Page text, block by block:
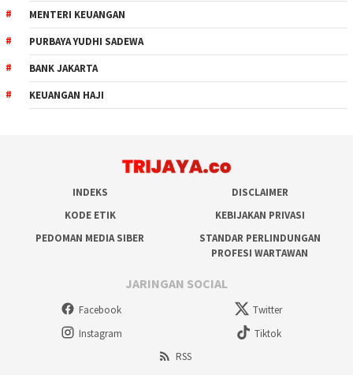
MENTERI KEUANGAN
PURBAYA YUDHI SADEWA
BANK JAKARTA
KEUANGAN HAJI
INDEKS
DISCLAIMER
KODE ETIK
KEBIJAKAN PRIVASI
PEDOMAN MEDIA SIBER
STANDAR PERLINDUNGAN
PROFESI WARTAWAN
JARINGAN SOCIAL
Facebook
Twitter
Instagram
Tiktok
RSS